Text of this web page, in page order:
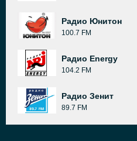
Радио Юнитон
100.7 FM
Радио Energy
104.2 FM
Радио Зенит
89.7 FM